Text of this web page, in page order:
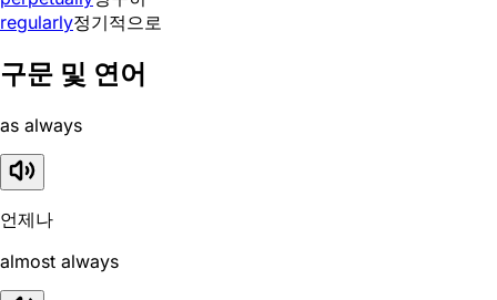
regularly정기적으로
구문 및 연어
as always
언제나
almost always